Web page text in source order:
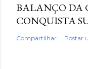
BALANÇO DA
CONQUISTA
Compartilhar Postar